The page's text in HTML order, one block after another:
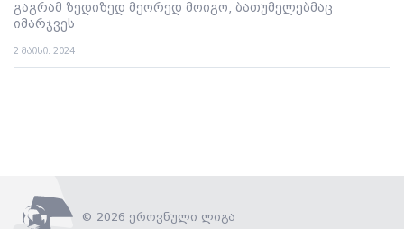
გაგრამ ზედიზედ მეორედ მოიგო, ბათუმელებმაც
იმარჯვეს
2 მაისი. 2024
© 2026 ეროვნული ლიგა